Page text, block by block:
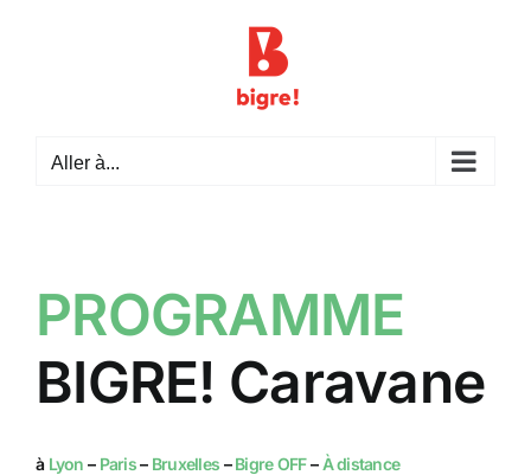
Aller à...
PROGRAMME
BIGRE! Caravane
à Lyon – Paris– Bruxelles –Bigre OFF– À distance